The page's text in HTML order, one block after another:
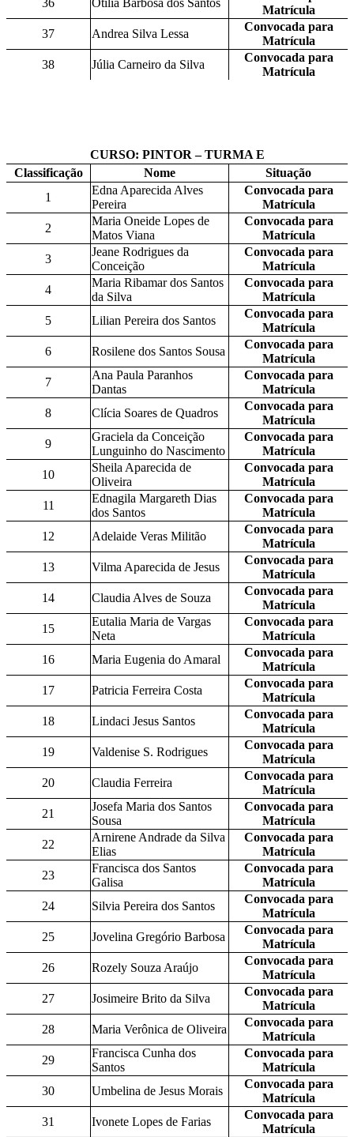
36 Otilia Barbosa dos Santos
Matrícula
37
Andrea Silva Lessa
Convocada para
Matrícula
38
Júlia Carneiro da Silva
Convocada para
Matrícula
CURSO: PINTOR – TURMA E
Classificação
Nome
Situação
1
Edna Aparecida Alves
Pereira
Convocada para
Matrícula
2
Maria Oneide Lopes de
Matos Viana
Convocada para
Matrícula
3
Jeane Rodrigues da
Conceição
Convocada para
Matrícula
4
Maria Ribamar dos Santos
da Silva
Convocada para
Matrícula
5
Lilian Pereira dos Santos
Convocada para
Matrícula
6
Rosilene dos Santos Sousa
Convocada para
Matrícula
7
Ana Paula Paranhos
Dantas
Convocada para
Matrícula
8
Clícia Soares de Quadros
Convocada para
Matrícula
9
Graciela da Conceição
Lunguinho do Nascimento
Convocada para
Matrícula
10
Sheila Aparecida de
Oliveira
Convocada para
Matrícula
11
Ednagila Margareth Dias
dos Santos
Convocada para
Matrícula
12
Adelaide Veras Militão
Convocada para
Matrícula
13
Vilma Aparecida de Jesus
Convocada para
Matrícula
14
Claudia Alves de Souza
Convocada para
Matrícula
15
Eutalia Maria de Vargas
Neta
Convocada para
Matrícula
16
Maria Eugenia do Amaral
Convocada para
Matrícula
17
Patricia Ferreira Costa
Convocada para
Matrícula
18
Lindaci Jesus Santos
Convocada para
Matrícula
19
Valdenise S. Rodrigues
Convocada para
Matrícula
20
Claudia Ferreira
Convocada para
Matrícula
21
Josefa Maria dos Santos
Sousa
Convocada para
Matrícula
22
Arnirene Andrade da Silva
Elias
Convocada para
Matrícula
23
Francisca dos Santos
Galisa
Convocada para
Matrícula
24
Silvia Pereira dos Santos
Convocada para
Matrícula
25
Jovelina Gregório Barbosa
Convocada para
Matrícula
26
Rozely Souza Araújo
Convocada para
Matrícula
27
Josimeire Brito da Silva
Convocada para
Matrícula
28
Maria Verônica de Oliveira
Convocada para
Matrícula
29
Francisca Cunha dos
Santos
Convocada para
Matrícula
30
Umbelina de Jesus Morais
Convocada para
Matrícula
31
Ivonete Lopes de Farias
Convocada para
Matrícula